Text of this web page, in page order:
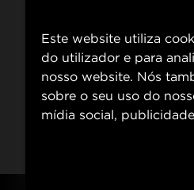
Este website utiliza
do utilizador e para
nosso website. Nós
sobre o seu uso do
mídia social,